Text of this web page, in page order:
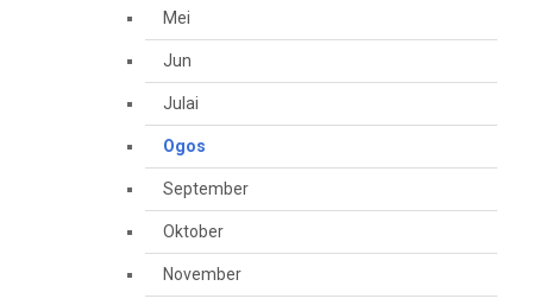
Mei
Jun
Julai
Ogos
September
Oktober
November